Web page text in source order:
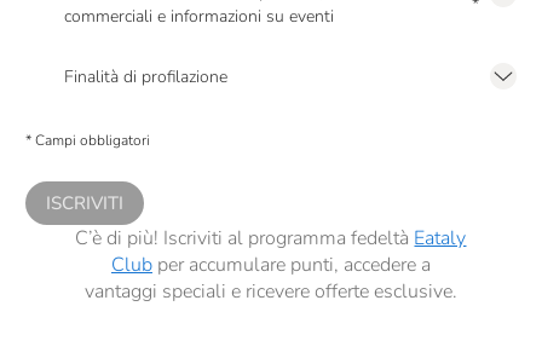
commerciali e informazioni su eventi
Finalità di profilazione
comunicazioni commerciali personalizzate, in caso di consenso prestato ai
* Campi obbligatori
ISCRIVITI
C’è di più! Iscriviti al programma fedeltà Eataly
Clubper accumulare punti, accedere a
vantaggi speciali e ricevere offerte esclusive.